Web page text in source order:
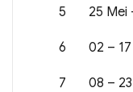
5 25 Mei
6 02 –
7 08 –